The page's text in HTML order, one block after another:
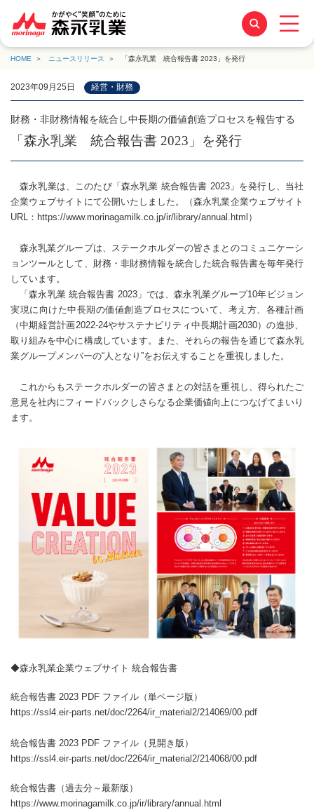
HOME ニュースリリース 「森永乳業 統合報告書 2023」を発行
2023年09月25日 経営・財務
財務・非財務情報を統合し中長期の価値創造プロセスを報告する
「森永乳業 統合報告書 2023」を発行
森永乳業は、このたび「森永乳業 統合報告書 2023」を発行し、当社
企業ウェブサイトにて公開いたしました。（森永乳業企業ウェブサイト
URL：https://www.morinagamilk.co.jp/ir/library/annual.html）
森永乳業グループは、ステークホルダーの皆さまとのコミュニケーシ
ョンツールとして、財務・非財務情報を統合した統合報告書を毎年発行
しています。
「森永乳業 統合報告書 2023」では、森永乳業グループ10年ビジョン
実現に向けた中長期の価値創造プロセスについて、考え方、各種計画
（中期経営計画2022-24やサステナビリティ中長期計画2030）の進捗、
取り組みを中心に構成しています。また、それらの報告を通じて森永乳
業グループメンバーの“人となり”をお伝えすることを重視しました。
これからもステークホルダーの皆さまとの対話を重視し、得られたご
意見を社内にフィードバックしさらなる企業価値向上につなげてまいり
ます。
◆森永乳業企業ウェブサイト 統合報告書
統合報告書 2023 PDF ファイル（単ページ版）
https://ssl4.eir-parts.net/doc/2264/ir_material2/214069/00.pdf
統合報告書 2023 PDF ファイル（見開き版）
https://ssl4.eir-parts.net/doc/2264/ir_material2/214068/00.pdf
統合報告書（過去分～最新版）
https://www.morinagamilk.co.jp/ir/library/annual.html